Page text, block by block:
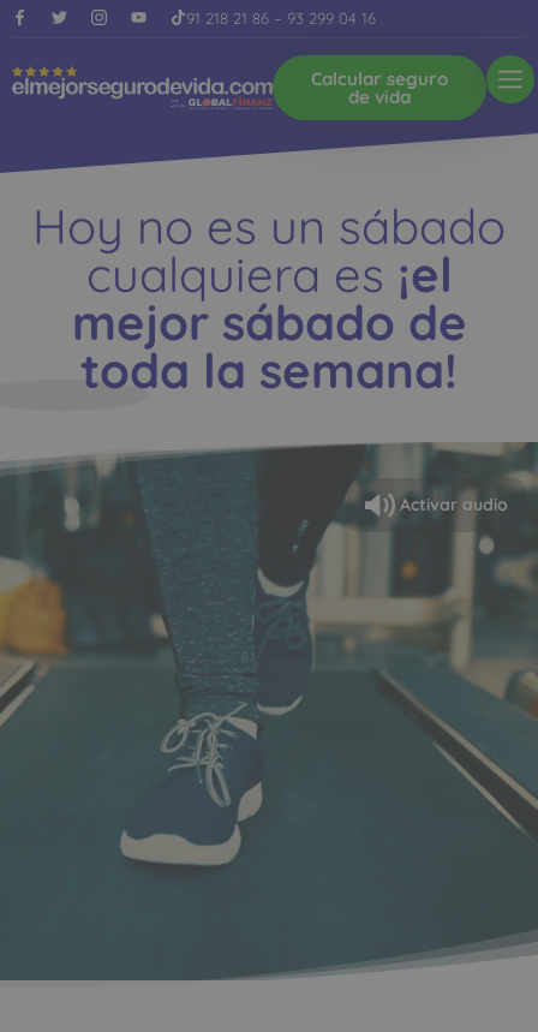
91 218 21 86 – 93 299 04 16
Calcular seguro
de vida
Hoy no es un sábado
cualquiera es ¡el
mejor sábado de
toda la semana!
Activar audio